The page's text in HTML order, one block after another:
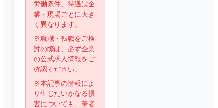
労働条件、待遇は企
業・現場ごとに大き
く異なります。
※就職・転職をご検
討の際は、必ず企業
の公式求人情報をご
確認ください。
※本記事の情報によ
り生じたいかなる損
害についても、筆者